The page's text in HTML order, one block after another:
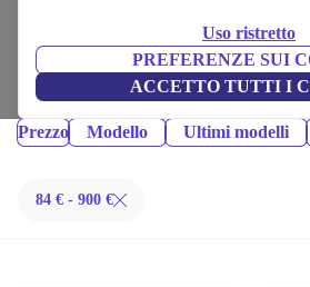
Uso ristretto
PREFERENZE SUI
ACCETTO TUTTI I
Cellulari Samsung Galaxy ricondizionati
fino al 40%. Resi entro 30 giorni e garanzia
modo sostenibile oggi!
Prezzo Modello Ultimi modelli
84 € - 900 €